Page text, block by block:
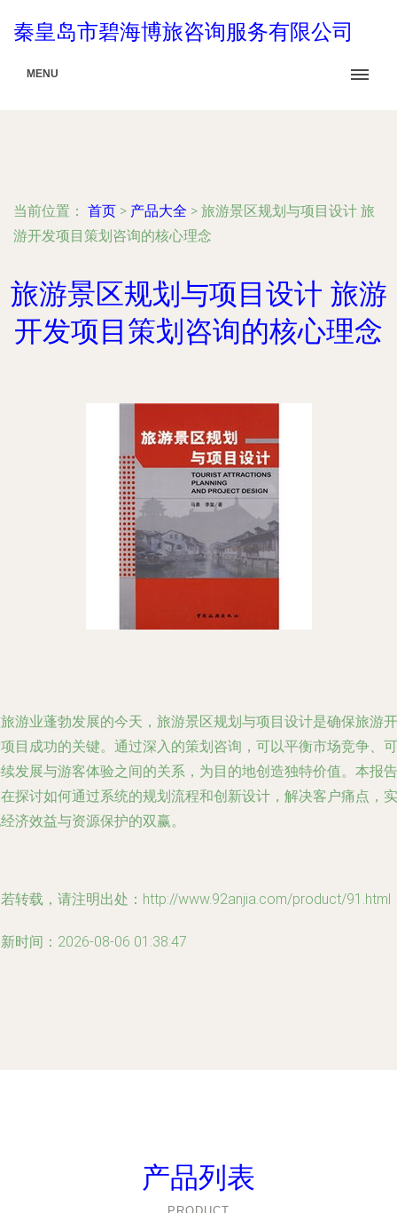
秦皇岛市碧海博旅咨询服务有限公司
MENU
当前位置： 首页 > 产品大全 > 旅游景区规划与项目设计 旅
游开发项目策划咨询的核心理念
旅游景区规划与项目设计 旅游
开发项目策划咨询的核心理念
游业蓬勃发展的今天，旅游景区规划与项目设计是确保旅游开
目成功的关键。通过深入的策划咨询，可以平衡市场竞争、可
发展与游客体验之间的关系，为目的地创造独特价值。本报告
探讨如何通过系统的规划流程和创新设计，解决客户痛点，实
济效益与资源保护的双赢。
转载，请注明出处：http://www.92anjia.com/product/91.html
时间：2026-08-06 01:38:47
产品列表